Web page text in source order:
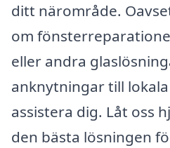
ditt närområde.
om
eller andra
anknytningar till
assistera dig. Låt oss
den bästa lösningen